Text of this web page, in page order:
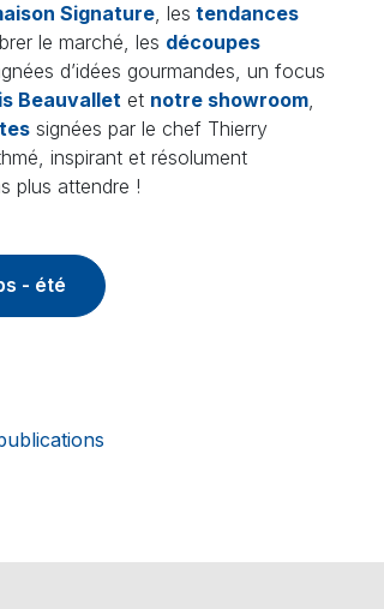
Signature, les tendances
le marché, les découpes
d’idées gourmandes, un focus
Beauvallet et notre showroom,
signées par le chef Thierry
inspirant et résolument
plus attendre !
- été